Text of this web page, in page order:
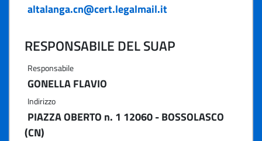
altalanga.cn@cert.legalmail.it
RESPONSABILE DEL SUAP
Responsabile
GONELLA FLAVIO
Indirizzo
PIAZZA OBERTO n. 1 12060 - BOSSOLASCO
(CN)